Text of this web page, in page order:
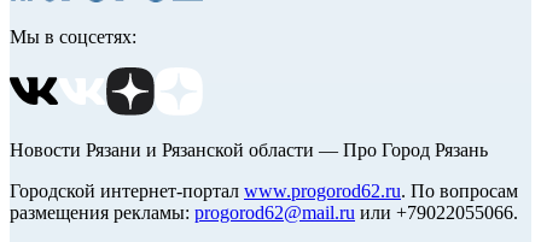
Мы в соцсетях:
Новости Рязани и Рязанской области — Про Город Рязань
Городской интернет-портал www.progorod62.ru. По вопросам
размещения рекламы: progorod62@mail.ru или +79022055066.